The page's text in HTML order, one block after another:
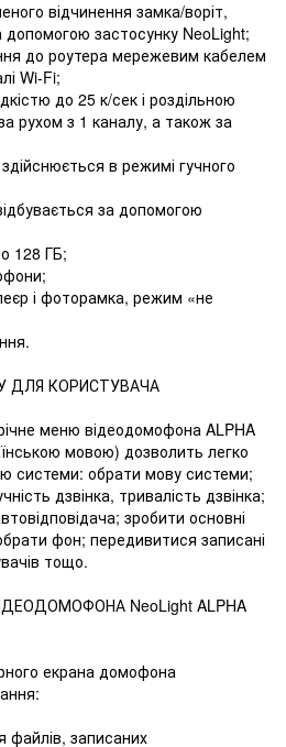
відчинення замка/воріт,
застосунку NeoLight;
до роутера мережевим кабелем
Wi-Fi;
до 25 к/сек і роздільною
рухом з 1 каналу, а також за
в режимі гучного
за допомогою
128 ГБ;
і фоторамка, режим «не
ДЛЯ КОРИСТУВАЧА
меню відеодомофона ALPHA
мовою) дозволить легко
системи: обрати мову системи;
дзвінка, тривалість дзвінка;
зробити основні
фон; передивитися записані
тощо.
NeoLight ALPHA
екрана домофона
файлів, записаних